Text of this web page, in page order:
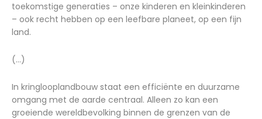
toekomstige generaties – onze kinderen en kleinkinderen
– ook recht hebben op een leefbare planeet, op een fijn
land.
(...)
In kringlooplandbouw staat een efficiënte en duurzame
omgang met de aarde centraal. Alleen zo kan een
groeiende wereldbevolking binnen de grenzen van de